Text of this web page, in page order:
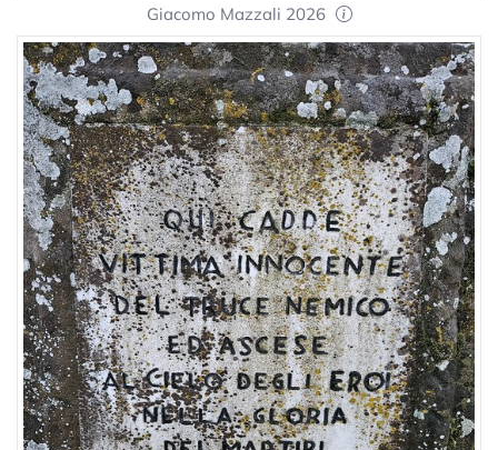
Giacomo Mazzali 2026